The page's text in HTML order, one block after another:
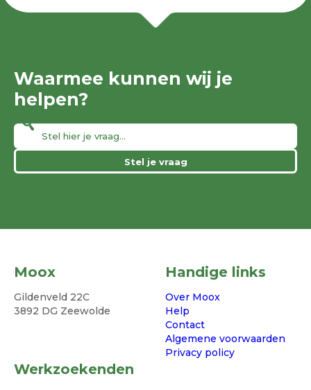
Waarmee kunnen wij je
helpen?
Stel je vraag
Moox
Gildenveld 22C
3892 DG Zeewolde
Handige links
Over Moox
Help
Contact
Algemene voorwaarden
Privacy policy
Werkzoekenden